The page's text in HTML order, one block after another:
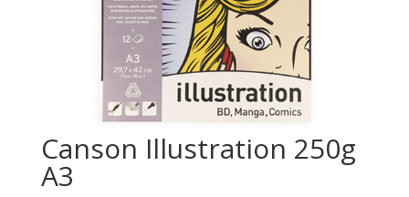
Canson Illustration 250g
A3